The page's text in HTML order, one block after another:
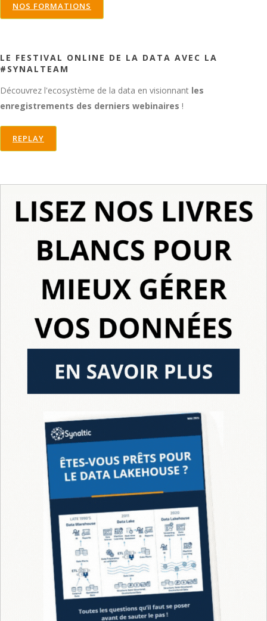
NOS FORMATIONS
LE FESTIVAL ONLINE DE LA DATA AVEC LA
#SYNALTEAM
Découvrez l'ecosystème de la data en visionnant les
enregistrements des derniers webinaires !
REPLAY